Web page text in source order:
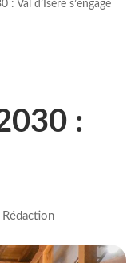
Val d’Isère s’engage
:
Rédaction